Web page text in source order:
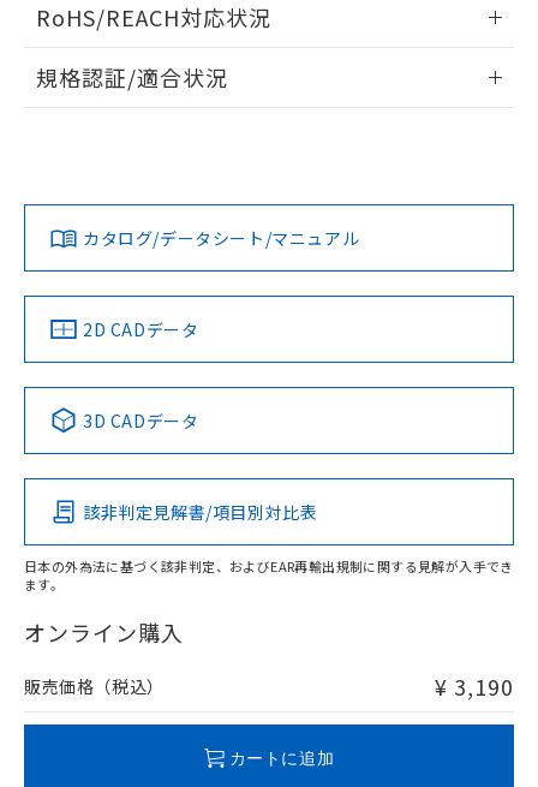
ドすることができます。
ログイン/会員登録
ダウンロードデータをご利用いただく前に、以下を必ずお読
みください。
ソフトウェアの使用条件
RoHS/REACH対応状況
EU RoHS 注意事項・凡例
対応済み
中国 RoHS 注意事項・凡例
Pb Hg Cd Cr(VI)
O
在庫等で未対応品が混在する可能性があります。
問い合わせください。
規格認証/適合状況
カタログ/データシート/マニュアル
2D CADデータ
3D CADデータ
該非判定見解書/項目別対比表
日本の外為法に基づく該非判定、およびEAR再輸出規制に関する見解が入手でき
ます。
オンライン購入
販売価格（税込） ¥ 3,190
カートに追加